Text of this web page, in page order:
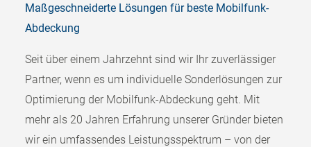
Maßgeschneiderte Lösungen für beste Mobilfunk-
Abdeckung
Seit über einem Jahrzehnt sind wir Ihr zuverlässiger
Partner, wenn es um individuelle Sonderlösungen zur
Optimierung der Mobilfunk-Abdeckung geht. Mit
mehr als 20 Jahren Erfahrung unserer Gründer bieten
wir ein umfassendes Leistungsspektrum – von der